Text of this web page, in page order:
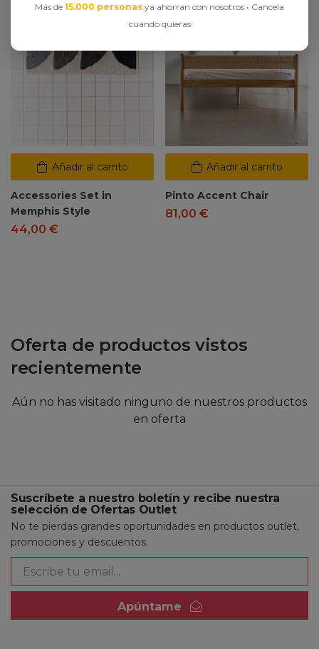
Añadir al carrito
Accessories Set in
Memphis Style
44,00 €
Añadir al carrito
Pinto Accent Chair
81,00 €
Oferta de productos vistos
recientemente
Aún no has visitado ninguno de nuestros productos
en oferta
Suscríbete a nuestro boletín y recibe nuestra
selección de Ofertas Outlet
No te pierdas grandes oportunidades en productos outlet,
promociones y descuentos.
Apúntame
Más de 15.000 personas ya ahorran con nosotros • Cancela
cuando quieras